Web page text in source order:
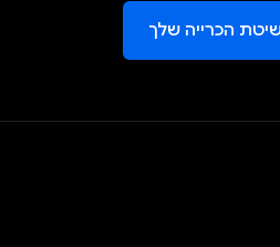
הכרייה שלך